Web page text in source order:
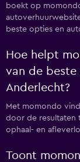
boekt op
beste opties en
Hoe helpt
van de beste
Anderlecht?
Met momondo
door de resultaten
ophaal- en
Toont